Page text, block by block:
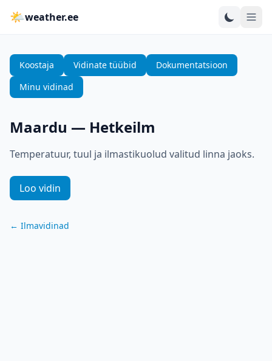
🌤weather.ee
Koostaja Vidinate tüübid
Dokumentatsioon
Minu vidinad
Maardu — Hetkeilm
Temperatuur, tuul ja ilmastikuolud valitud linna jaoks.
Loo vidin
← Ilmavidinad